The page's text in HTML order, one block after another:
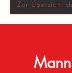
Zur Übersicht